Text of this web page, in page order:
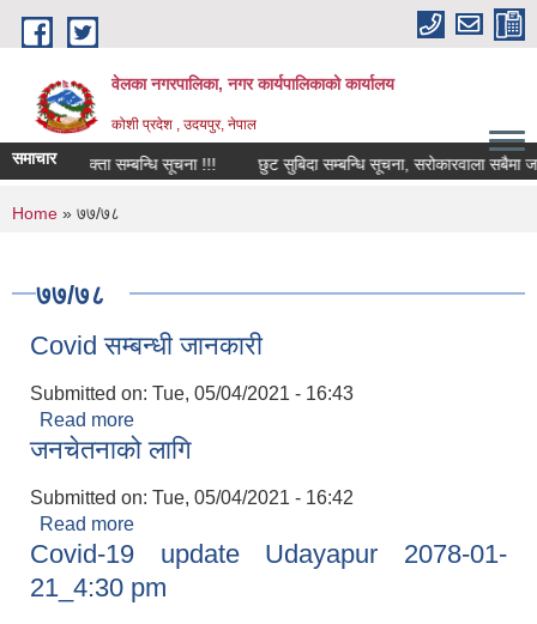
Skip to main content
वेलका नगरपालिका, नगर कार्यपालिकाको कार्यालय
कोशी प्रदेश , उदयपुर, नेपाल
समाचार
आवश्यक्ता सम्बन्धि सूचना !!! छुट सुबिदा सम्बन्धि सूचना, सरोकारवाला सबैमा
You are here
Home » ७७/७८
७७/७८
Covid सम्बन्धी जानकारी
Submitted on: Tue, 05/04/2021 - 16:43
Read more
जनचेतनाको लागि
Submitted on: Tue, 05/04/2021 - 16:42
Read more
Covid-19 update Udayapur 2078-01-
21_4:30 pm